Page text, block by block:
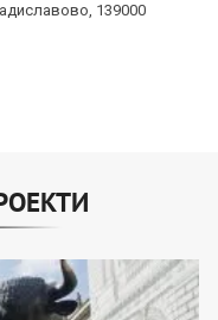
139000